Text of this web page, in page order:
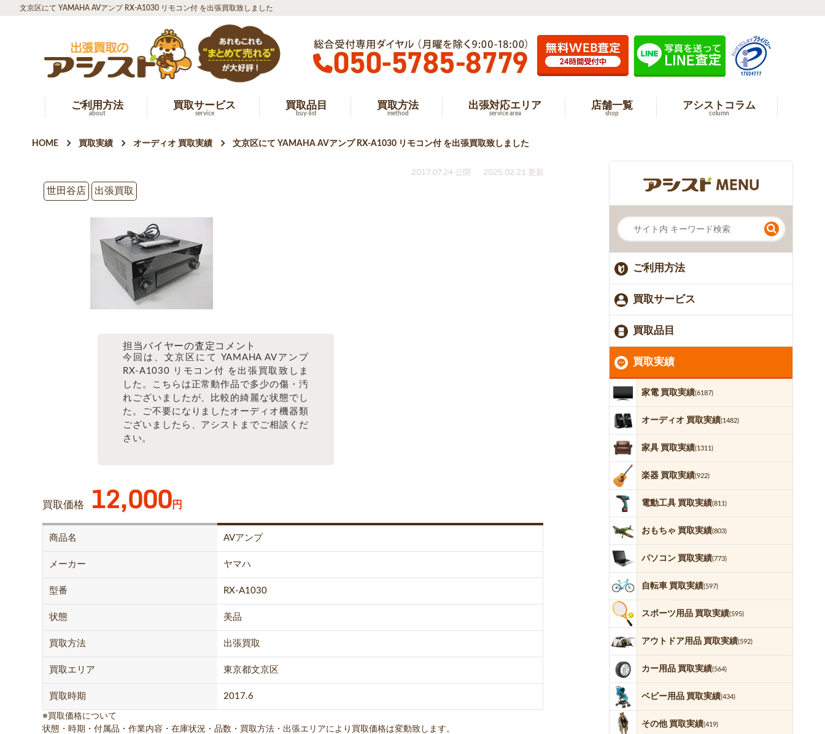
文京区にて YAMAHA AVアンプ RX-A1030 リモコン付 を出張買取致しました
ご利用方法
about
買取サービス
service
買取品目
buy-list
買取方法
method
出張対応エリア
service area
店舗一覧
shop
アシストコラム
column
HOME 買取実績 オーディオ 買取実績 文京区にて YAMAHA AVアンプ RX-A1030 リモコン付 を出張買取致しました
2017.07.24 公開
2025.02.21 更新
世田谷店
出張買取
担当バイヤーの査定コメント
今回は、文京区にて YAMAHA AVアンプ
RX-A1030 リモコン付 を出張買取致しま
した。こちらは正常動作品で多少の傷・汚
れございましたが、比較的綺麗な状態でし
た。ご不要になりましたオーディオ機器類
ございましたら、アシストまでご相談くだ
さい。
買取価格 12,000円
商品名 AVアンプ
メーカー ヤマハ
型番 RX-A1030
状態 美品
買取方法 出張買取
買取エリア 東京都文京区
買取時期 2017.6
※買取価格について
状態・時期・付属品・作業内容・在庫状況・品数・買取方法・出張エリアにより買取価格は変動致します。
ご利用方法
買取サービス
買取品目
買取実績
家電 買取実績(6187)
オーディオ 買取実績(1482)
家具 買取実績(1311)
楽器 買取実績(922)
電動工具 買取実績(811)
おもちゃ 買取実績(803)
パソコン 買取実績(773)
自転車 買取実績(597)
スポーツ用品 買取実績(595)
アウトドア用品 買取実績(592)
カー用品 買取実績(564)
ベビー用品 買取実績(434)
その他 買取実績(419)